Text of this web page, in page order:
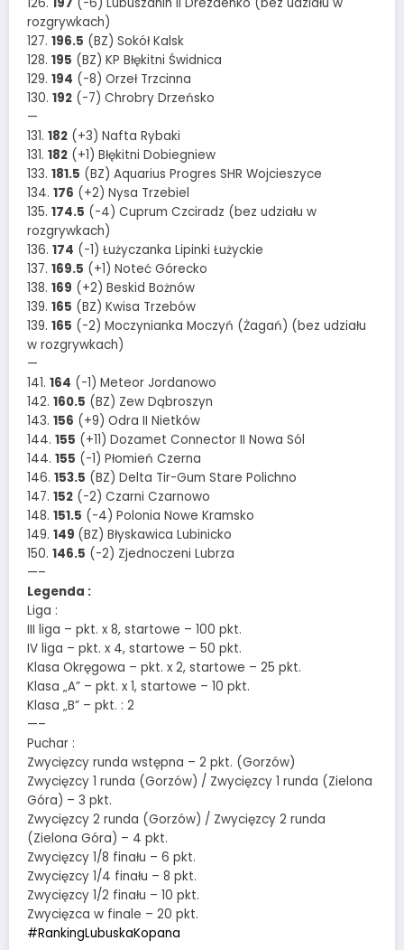
rozgrywkach)
127. 196.5 (BZ) Sokół Kalsk
128. 195 (BZ) KP Błękitni Świdnica
129. 194 (-8) Orzeł Trzcinna
130. 192 (-7) Chrobry Drzeńsko
—
131. 182 (+3) Nafta Rybaki
131. 182 (+1) Błękitni Dobiegniew
133. 181.5 (BZ) Aquarius Progres SHR Wojcieszyce
134. 176 (+2) Nysa Trzebiel
135. 174.5 (-4) Cuprum Czciradz (bez udziału w
rozgrywkach)
136. 174 (-1) Łużyczanka Lipinki Łużyckie
137. 169.5 (+1) Noteć Górecko
138. 169 (+2) Beskid Bożnów
139. 165 (BZ) Kwisa Trzebów
139. 165 (-2) Moczynianka Moczyń (Żagań) (bez udziału
w rozgrywkach)
—
141. 164 (-1) Meteor Jordanowo
142. 160.5 (BZ) Zew Dąbroszyn
143. 156 (+9) Odra II Nietków
144. 155 (+11) Dozamet Connector II Nowa Sól
144. 155 (-1) Płomień Czerna
146. 153.5 (BZ) Delta Tir-Gum Stare Polichno
147. 152 (-2) Czarni Czarnowo
148. 151.5 (-4) Polonia Nowe Kramsko
149. 149 (BZ) Błyskawica Lubinicko
150. 146.5 (-2) Zjednoczeni Lubrza
—–
Legenda :
Liga :
III liga – pkt. x 8, startowe – 100 pkt.
IV liga – pkt. x 4, startowe – 50 pkt.
Klasa Okręgowa – pkt. x 2, startowe – 25 pkt.
Klasa „A” – pkt. x 1, startowe – 10 pkt.
Klasa „B” – pkt. : 2
—–
Puchar :
Zwycięzcy runda wstępna – 2 pkt. (Gorzów)
Zwycięzcy 1 runda (Gorzów) / Zwycięzcy 1 runda (Zielona
Góra) – 3 pkt.
Zwycięzcy 2 runda (Gorzów) / Zwycięzcy 2 runda
(Zielona Góra) – 4 pkt.
Zwycięzcy 1/8 finału – 6 pkt.
Zwycięzcy 1/4 finału – 8 pkt.
Zwycięzcy 1/2 finału – 10 pkt.
Zwycięzca w finale – 20 pkt.
#RankingLubuskaKopana